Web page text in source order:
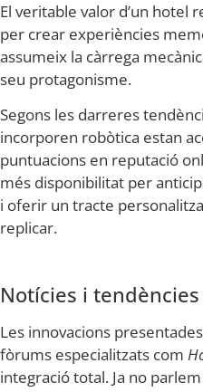
El veritable valor d’un hotel
per crear experiències
assumeix la càrrega
seu protagonisme.
Segons les darreres
incorporen robòtica estan
puntuacions en reputació
més disponibilitat per
i oferir un tracte
replicar.
Notícies i
Les innovacions
fòrums especialitzats com
integració total. Ja no